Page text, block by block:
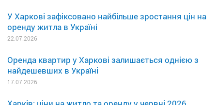
У Харкові зафіксовано найбільше зростання цін на
оренду житла в Україні
22.07.2026
Оренда квартир у Харкові залишається однією з
найдешевших в Україні
17.07.2026